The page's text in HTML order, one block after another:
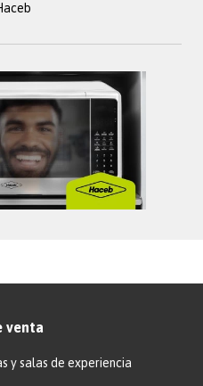
venta
y salas de experiencia